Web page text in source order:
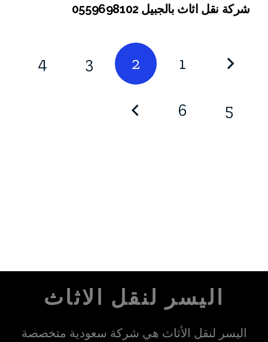
شركة نقل اثاث بالجبيل 0559698102
1
2
3
4
5
6
اليسر لنقل الاثاث
اليسر لنقل الأثاث هي شركة سعودية متخصصة